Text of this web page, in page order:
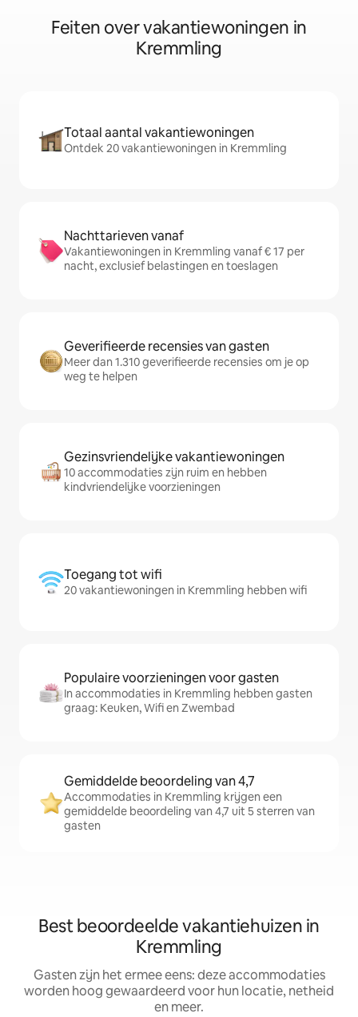
Feiten over vakantiewoningen in
Kremmling
Totaal aantal vakantiewoningen
Ontdek 20 vakantiewoningen in Kremmling
Nachttarieven vanaf
Vakantiewoningen in Kremmling vanaf € 17 per
nacht, exclusief belastingen en toeslagen
Geverifieerde recensies van gasten
Meer dan 1.310 geverifieerde recensies om je op
weg te helpen
Gezinsvriendelijke vakantiewoningen
10 accommodaties zijn ruim en hebben
kindvriendelijke voorzieningen
Toegang tot wifi
20 vakantiewoningen in Kremmling hebben wifi
Populaire voorzieningen voor gasten
In accommodaties in Kremmling hebben gasten
graag: Keuken, Wifi en Zwembad
Gemiddelde beoordeling van 4,7
Accommodaties in Kremmling krijgen een
gemiddelde beoordeling van 4,7 uit 5 sterren van
gasten
Best beoordeelde vakantiehuizen in
Kremmling
Gasten zijn het ermee eens: deze accommodaties
worden hoog gewaardeerd voor hun locatie, netheid
en meer.